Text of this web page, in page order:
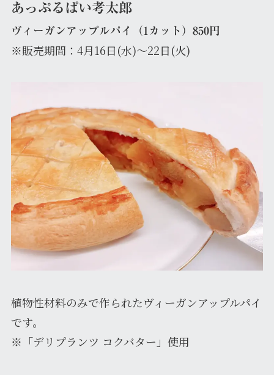
あっぷるぱい考太郎
ヴィーガンアップルパイ（1カット）850円
※販売期間：4月16日(水)～22日(火)
植物性材料のみで作られたヴィーガンアップルパイ
です。
※「デリプランツ コクバター」使用